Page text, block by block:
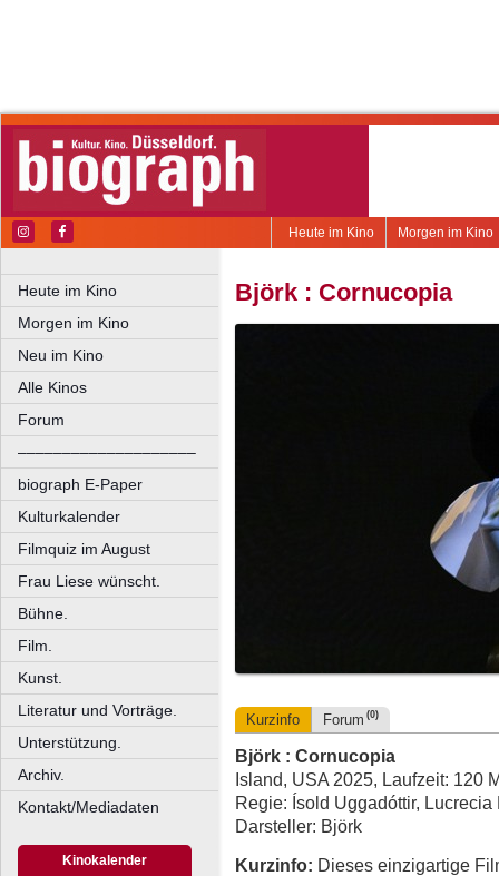
Morgen im Kino
Heute im Kino
Heute im Kino
Morgen im Kino
Neu im Kino
Alle Kinos
Forum
––––––––––––––––––––
biograph E-Paper
Kulturkalender
Filmquiz im August
Frau Liese wünscht.
Bühne.
Film.
Kunst.
Literatur und Vorträge.
Unterstützung.
Archiv.
Kontakt/Mediadaten
Kinokalender
Björk : Cornucopia
Kurzinfo Forum (0)
Björk : Cornucopia
Island, USA 2025, Laufzeit: 120
Regie: Ísold Uggadóttir, Lucrecia
Darsteller: Björk
Kurzinfo: Dieses einzigartige